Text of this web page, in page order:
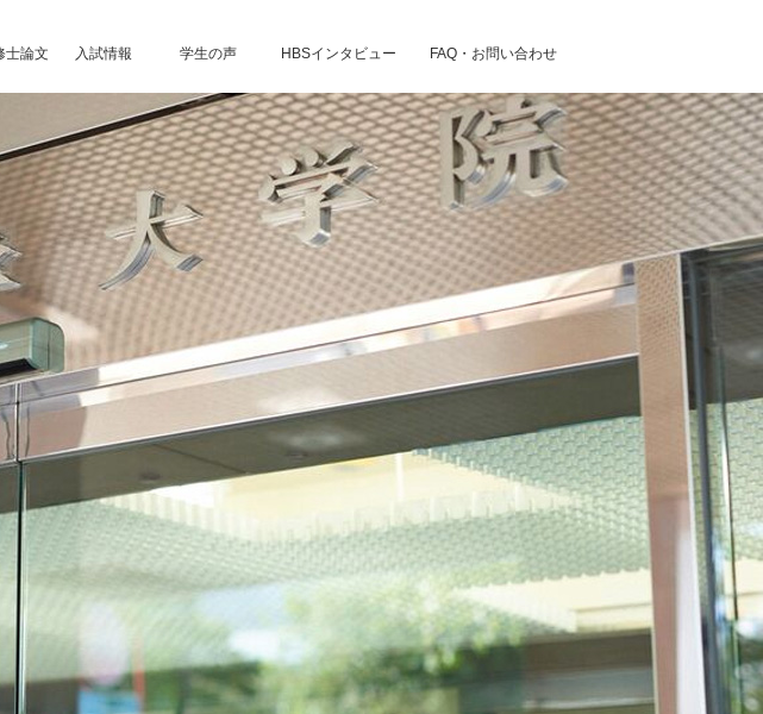
士論文 入試情報 学生の声 HBSインタビュー FAQ・お問い合わせ